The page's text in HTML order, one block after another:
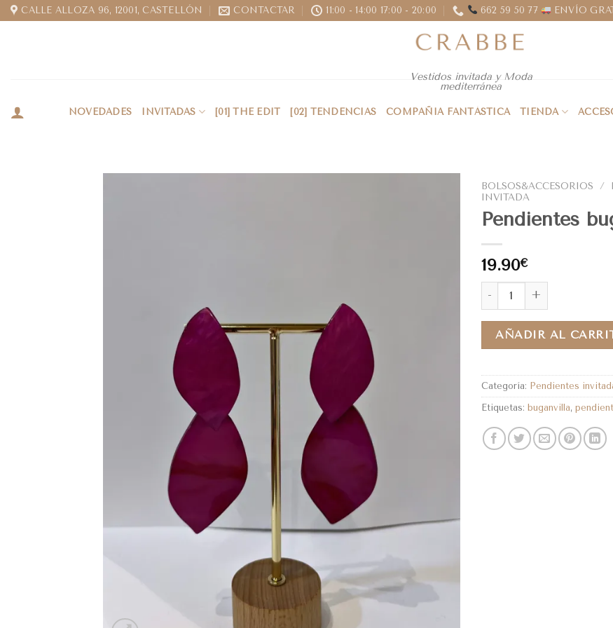
CALLE ALLOZA 96, 12001, CASTELLÓN CONTACTAR 11:00 - 14:00 17:00 - 20:00 662 59 50 77 ENVÍO
Vestidos invitada y Moda
mediterránea
NOVEDADES INVITADAS [01] THE EDIT [02] TENDENCIAS COMPAÑIA FANTÁSTICA TIENDA
BOLSOS&ACCESORIOS /
INVITADA
Pendientes
19.90€
AÑADIR AL
Categoría: Pendientes
Etiquetas: buganvilla,